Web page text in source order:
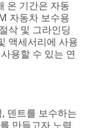
온 기간은 자동
자동차 보수용
삭 및 그라인딩
액세서리에 사용
용할 수 있는 연
덴트를 보수하는
만들고자 노력